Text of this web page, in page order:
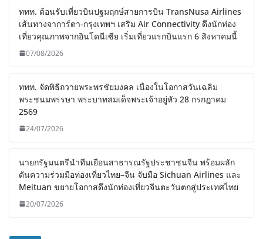
ททท. ต้อนรับเที่ยวบินปฐมฤกษ์สายการบิน TransNusa Airlines
เส้นทางจาการ์ตา-กรุงเทพฯ เสริม Air Connectivity ดึงนักท่อง
เที่ยวคุณภาพจากอินโดนีเซีย เริ่มเที่ยวแรกบินแรก 6 สิงหาคมนี้
07/08/2026
ททท. จัดพิธีถวายพระพรชัยมงคล เนื่องในโอกาสวันเฉลิม
พระชนมพรรษา พระบาทสมเด็จพระเจ้าอยู่หัว 28 กรกฎาคม
2569
24/07/2026
นายกรัฐมนตรีนำทีมเยือนสาธารณรัฐประชาชนจีน พร้อมผลัก
ดันความร่วมมือท่องเที่ยวไทย–จีน จับมือ Sichuan Airlines และ
Meituan ขยายโอกาสดึงนักท่องเที่ยวจีนตะวันตกสู่ประเทศไทย
20/07/2026